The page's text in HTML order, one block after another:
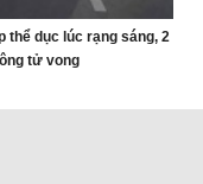
thể dục lúc rạng sáng, 2
tử vong